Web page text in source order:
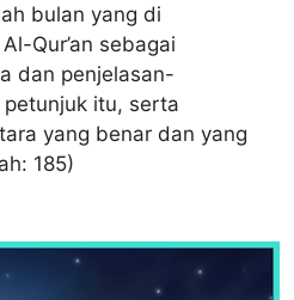
bulan yang di
Qur’an sebagai
dan penjelasan-
itu, serta
yang benar dan yang
185)